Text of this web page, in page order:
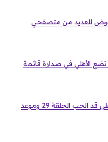
للعديد من متصفحي
الأهلي في صدارة قائمة
تطورات مفاجئة في مسلسل على قد الحب الحلقة 29 وموعد